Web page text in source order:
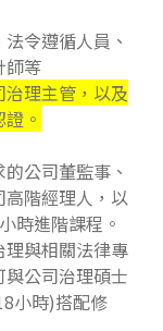
令遵循人員、
師等
理主管，以及
。
公司董監事、
階經理人，以
時進階課程。
與相關法律專
公司治理碩士
小時)搭配修